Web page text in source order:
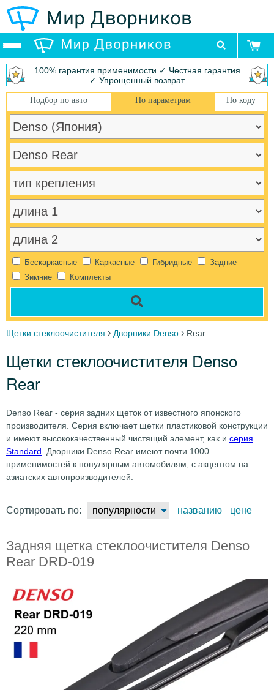
100% гарантия применимости ✓ Честная гарантия
✓ Упрощенный возврат
Подбор по авто По параметрам По коду
Бескаркасные Каркасные Гибридные
Задние
Зимние
Комплекты
Щетки стеклоочистителя › Дворники Denso › Rear
Щетки стеклоочистителя Denso
Rear
Denso Rear - серия задних щеток от известного японского
производителя. Серия включает щетки пластиковой конструкции
и имеют высококачественный чистящий элемент, как и серия
Standard . Дворники Denso Rear имеют почти 1000
применимостей к популярным автомобилям, с акцентом на
азиатских автопроизводителей.
Сортировать по: популярности названию цене
Задняя щетка стеклоочистителя Denso
Rear DRD-019